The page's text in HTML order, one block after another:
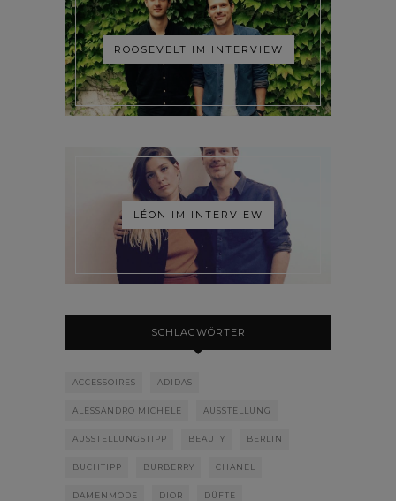
ROOSEVELT IM INTERVIEW
LÉON IM INTERVIEW
SCHLAGWÖRTER
ACCESSOIRES ADIDAS
ALESSANDRO MICHELE AUSSTELLUNG
AUSSTELLUNGSTIPP BEAUTY BERLIN
BUCHTIPP BURBERRY CHANEL
DAMENMODE DIOR DÜFTE